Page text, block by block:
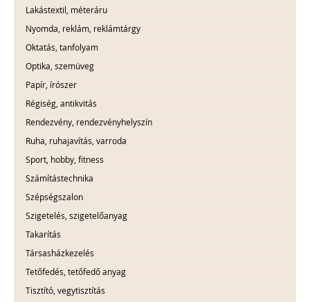
Lakástextil, méteráru
Nyomda, reklám, reklámtárgy
Oktatás, tanfolyam
Optika, szemüveg
Papír, írószer
Régiség, antikvitás
Rendezvény, rendezvényhelyszín
Ruha, ruhajavítás, varroda
Sport, hobby, fitness
Számítástechnika
Szépségszalon
Szigetelés, szigetelőanyag
Takarítás
Társasházkezelés
Tetőfedés, tetőfedő anyag
Tisztító, vegytisztítás